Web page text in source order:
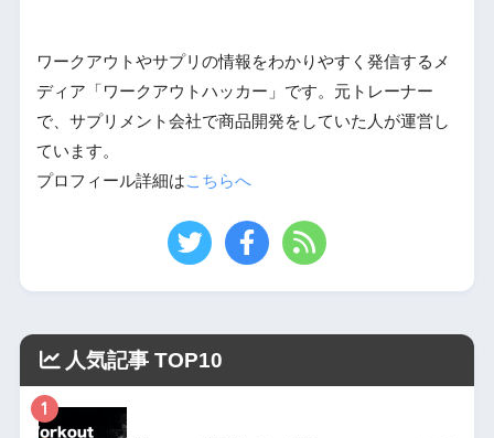
ワークアウトやサプリの情報をわかりやすく発信するメ
ディア「ワークアウトハッカー」です。元トレーナー
で、サプリメント会社で商品開発をしていた人が運営し
ています。
プロフィール詳細はこちらへ
人気記事 TOP10
1